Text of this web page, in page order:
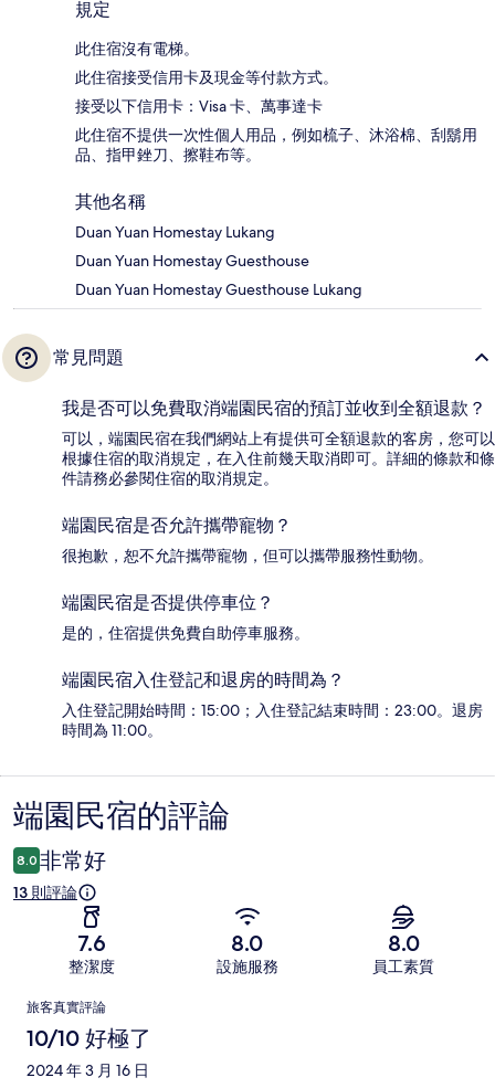
規定
此住宿沒有電梯。
此住宿接受信用卡及現金等付款方式。
接受以下信用卡：Visa 卡、萬事達卡
此住宿不提供一次性個人用品，例如梳子、沐浴棉、刮鬍用
品、指甲銼刀、擦鞋布等。
其他名稱
Duan Yuan Homestay Lukang
Duan Yuan Homestay Guesthouse
Duan Yuan Homestay Guesthouse Lukang
常見問題
我是否可以免費取消端園民宿的預訂並收到全額退款？
可以，端園民宿在我們網站上有提供可全額退款的客房，您可以
根據住宿的取消規定，在入住前幾天取消即可。詳細的條款和條
件請務必參閱住宿的取消規定。
端園民宿是否允許攜帶寵物？
很抱歉，恕不允許攜帶寵物，但可以攜帶服務性動物。
端園民宿是否提供停車位？
是的，住宿提供免費自助停車服務。
端園民宿入住登記和退房的時間為？
入住登記開始時間：15:00；入住登記結束時間：23:00。退房
時間為 11:00。
評
論
端園民宿的評論
8.0 非常好
13 則評論
7.6
整潔度
8.0
設施服務
8.0
員工素質
評
論
旅客真實評論
10/10 好極了
2024 年 3 月 16 日